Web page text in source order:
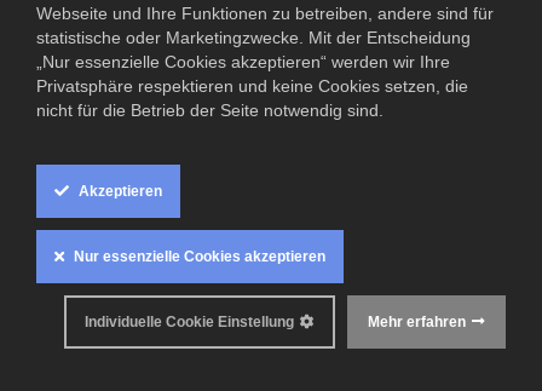
2020 Rosa dei Frati DOC / Cà dei Frati
Italien,Lombardei, Cà dei Frati,Roséwein
14,90€
0.75 L (19,90€ / 1 L )
Inkl. MwSt. zzgl.Versandkosten
Anzahl
Webseite und Ihre Funktionen zu betreiben, andere sind für
statistische oder Marketingzwecke. Mit der Entscheidung
„Nur essenzielle Cookies akzeptieren“ werden wir Ihre
Privatsphäre respektieren und keine Cookies setzen, die
nicht für die Betrieb der Seite notwendig sind.
Akzeptieren
Nur essenzielle Cookies akzeptieren
Mehr erfahren
Individuelle Cookie Einstellung